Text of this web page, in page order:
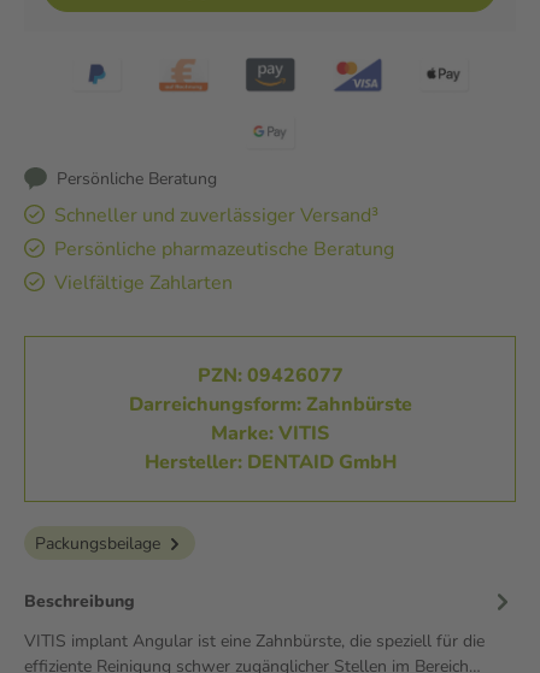
Persönliche Beratung
Schneller und zuverlässiger Versand³
Persönliche pharmazeutische Beratung
Vielfältige Zahlarten
PZN: 09426077
Darreichungsform: Zahnbürste
Marke: VITIS
Hersteller: DENTAID GmbH
Packungsbeilage
Beschreibung
VITIS implant Angular ist eine Zahnbürste, die speziell für die
effiziente Reinigung schwer zugänglicher Stellen im Bereich…